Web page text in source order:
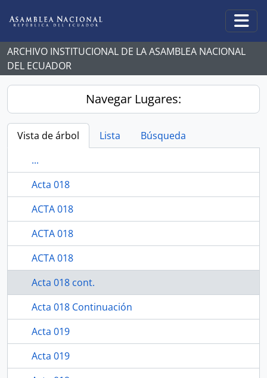
ARCHIVO INSTITUCIONAL DE LA ASAMBLEA NACIONAL
DEL ECUADOR
Navegar Lugares:
Vista de árbol Lista
Búsqueda
...
Acta 018
ACTA 018
ACTA 018
ACTA 018
Acta 018 cont.
Acta 018 Continuación
Acta 019
Acta 019